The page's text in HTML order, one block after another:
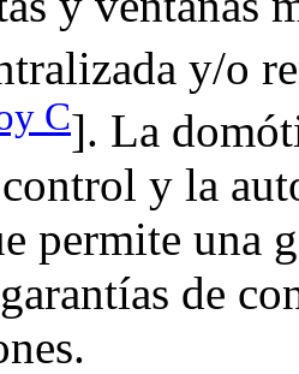
y/o
C]. La
y la
permite una
de